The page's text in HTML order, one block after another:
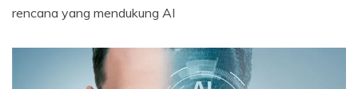
rencana yang mendukung AI